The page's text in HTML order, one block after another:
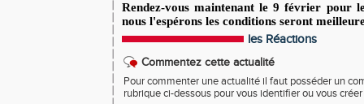
Rendez-vous maintenant le 9 février pour
nous l'espérons les conditions seront
les Réactions
Commentez cette actualité
Pour commenter une actualité il faut posséder un
rubrique ci-dessous pour vous identifier ou vous